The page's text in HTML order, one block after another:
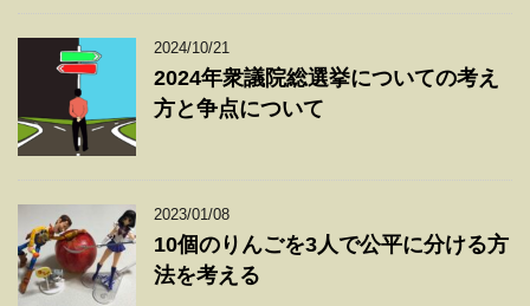
2024/10/21
2024年衆議院総選挙についての考え
方と争点について
2023/01/08
10個のりんごを3人で公平に分ける方
法を考える